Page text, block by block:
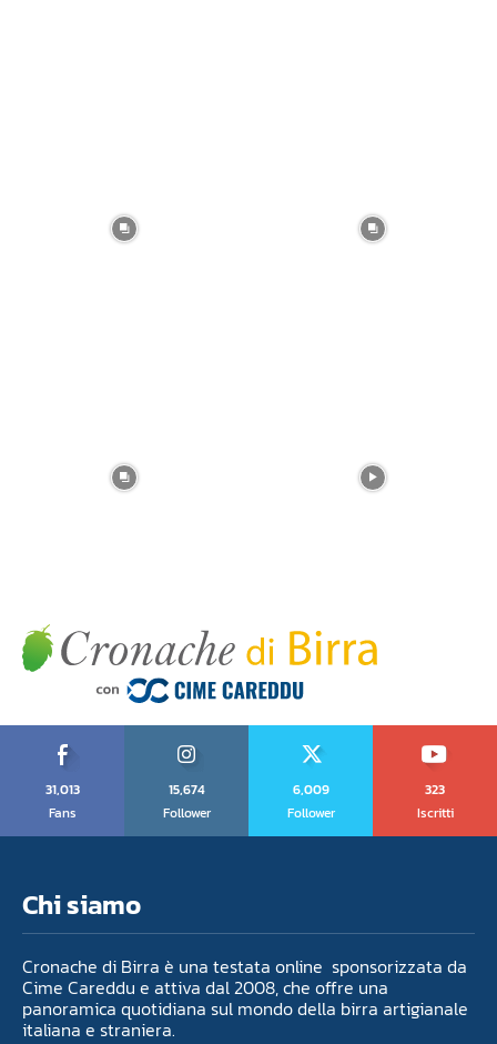
31,013
Fans
15,674
Follower
6,009
Follower
323
Iscritti
Chi siamo
Cronache di Birra è una testata online sponsorizzata da
Cime Careddu e attiva dal 2008, che offre una
panoramica quotidiana sul mondo della birra artigianale
italiana e straniera.